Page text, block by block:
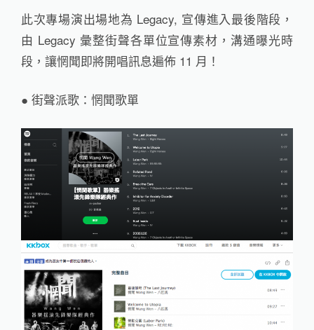
此次專場演出場地為 Legacy, 宣傳進入最後階段，
由 Legacy 彙整街聲各單位宣傳素材，溝通曝光時
段，讓惘聞即將開唱訊息遍佈 11 月！
● 街聲派歌：惘聞歌單